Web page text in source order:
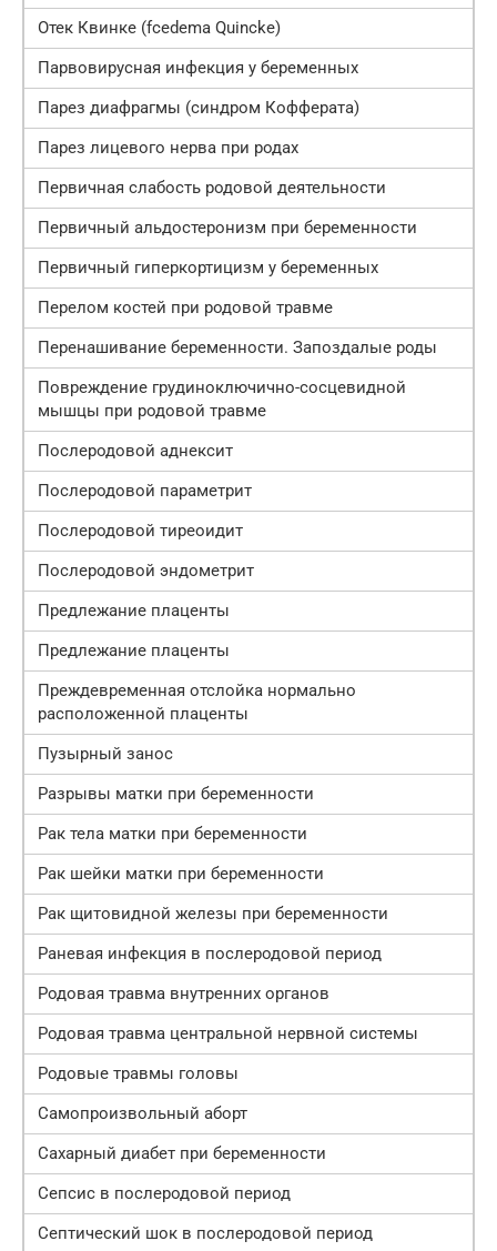
Отек Квинке (fcedema Quincke)
Парвовирусная инфекция у беременных
Парез диафрагмы (синдром Кофферата)
Парез лицевого нерва при родах
Первичная слабость родовой деятельности
Первичный альдостеронизм при беременности
Первичный гиперкортицизм у беременных
Перелом костей при родовой травме
Перенашивание беременности. Запоздалые роды
Повреждение грудиноключично-сосцевидной
мышцы при родовой травме
Послеродовой аднексит
Послеродовой параметрит
Послеродовой тиреоидит
Послеродовой эндометрит
Предлежание плаценты
Предлежание плаценты
Преждевременная отслойка нормально
расположенной плаценты
Пузырный занос
Разрывы матки при беременности
Рак тела матки при беременности
Рак шейки матки при беременности
Рак щитовидной железы при беременности
Раневая инфекция в послеродовой период
Родовая травма внутренних органов
Родовая травма центральной нервной системы
Родовые травмы головы
Самопроизвольный аборт
Сахарный диабет при беременности
Сепсис в послеродовой период
Септический шок в послеродовой период